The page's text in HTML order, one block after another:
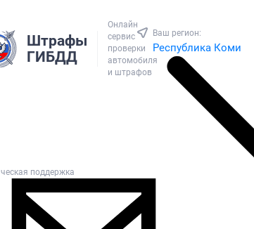
Штрафы
ГИБДД
Онлайн
сервис
проверки
автомобиля
и штрафов
Ваш регион:
Республика Коми
поддержка